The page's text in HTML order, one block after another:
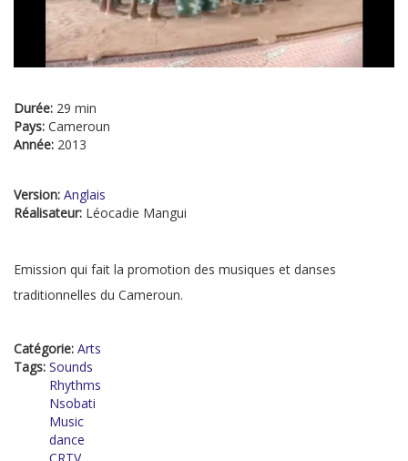
Durée: 29 min
Pays: Cameroun
Année: 2013
Version: Anglais
Réalisateur: Léocadie Mangui
Emission qui fait la promotion des musiques et danses
traditionnelles du Cameroun.
Catégorie: Arts
Tags: Sounds
Rhythms
Nsobati
Music
dance